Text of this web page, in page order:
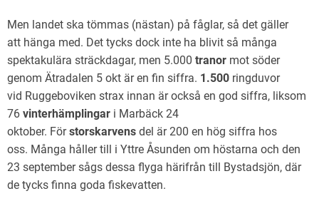
Men landet ska tömmas (nästan) på fåglar, så det gäller
att hänga med. Det tycks dock inte ha blivit så många
spektakulära sträckdagar, men 5.000 tranor mot söder
genom Ätradalen 5 okt är en fin siffra. 1.500 ringduvor
vid Ruggeboviken strax innan är också en god siffra, liksom
76 vinterhämplingar i Marbäck 24
oktober. Förstorskarvens del är 200 en hög siffra hos
oss. Många håller till i Yttre Åsunden om höstarna och den
23 september sågs dessa flyga härifrån till Bystadsjön, där
de tycks finna goda fiskevatten.